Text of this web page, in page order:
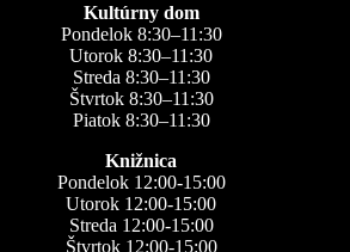
Kultúrny dom
Pondelok 8:30–11:30
Utorok 8:30–11:30
Streda 8:30–11:30
Štvrtok 8:30–11:30
Piatok 8:30–11:30
Knižnica
Pondelok 12:00-15:00
Utorok 12:00-15:00
Streda 12:00-15:00
Štvrtok 12:00-15:00